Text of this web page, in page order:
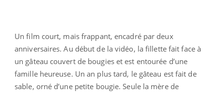
Un film court, mais frappant, encadré par deux
anniversaires. Au début de la vidéo, la fillette fait face à
un gâteau couvert de bougies et est entourée d’une
famille heureuse. Un an plus tard, le gâteau est fait de
sable, orné d’une petite bougie. Seule la mère de